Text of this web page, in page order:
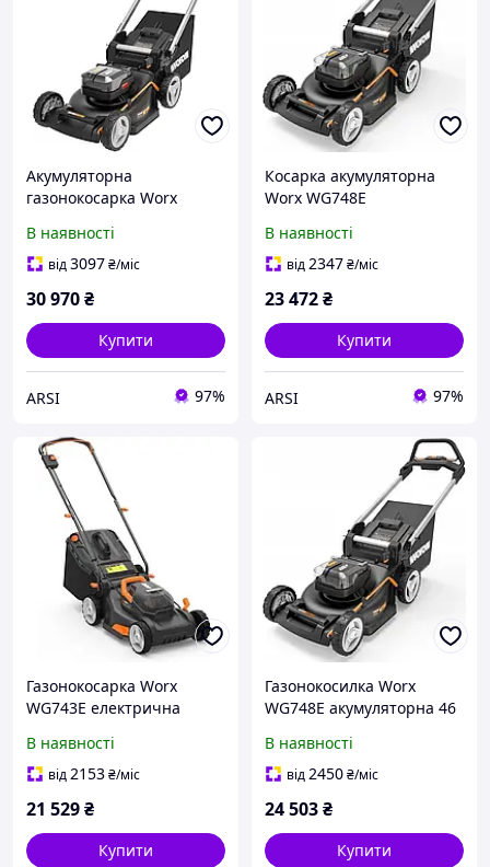
Акумуляторна
газонокосарка Worx
В наявності
від3097₴/міс
30 970₴
Купити
ARSI 97%
Косарка акумуляторна
Worx WG748E
В наявності
від2347₴/міс
23 472₴
Купити
ARSI 97%
Газонокосарка Worx
WG743E електрична
В наявності
від2153₴/міс
21 529₴
Купити
Газонокосилка Worx
WG748E акумуляторна 46
В наявності
від2450₴/міс
24 503₴
Купити